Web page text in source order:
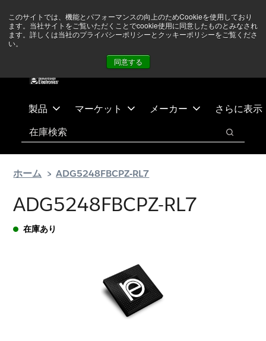
このサイトでは、機能とパフォーマンスの向上のためCookieを使用しており
ます。当社サイトをご覧いただくことでcookie使用に同意したものとみなされ
ます。詳しくは当社のプライバシーポリシーとクッキーポリシーをご覧くださ
い。
同意する
テ
ス
ありません 詳しい情報はこちら➜
製品 マーケット メーカー さらに表示
検索
検索
ホーム ADG5248FBCPZ-RL7
ADG5248FBCPZ-RL7
在庫あり